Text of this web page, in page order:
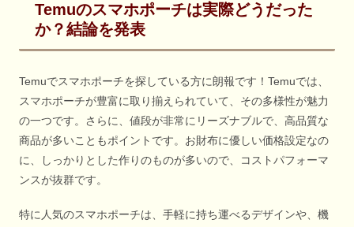
Temuのスマホポーチは実際どうだった
か？結論を発表
Temuでスマホポーチを探している方に朗報です！Temuでは、
スマホポーチが豊富に取り揃えられていて、その多様性が魅力
の一つです。さらに、値段が非常にリーズナブルで、高品質な
商品が多いこともポイントです。お財布に優しい価格設定なの
に、しっかりとした作りのものが多いので、コストパフォーマ
ンスが抜群です。
特に人気のスマホポーチは、手軽に持ち運べるデザインや、機